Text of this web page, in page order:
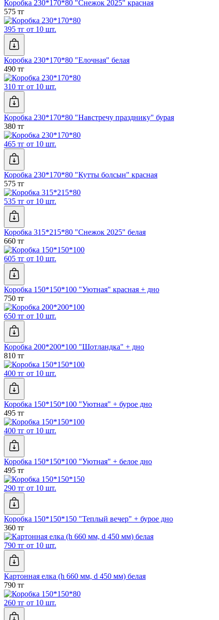
Коробка 230*170*80 "Снежок 2025" красная
575 тг
395 тг от 10 шт.
Коробка 230*170*80 "Елочная" белая
490 тг
310 тг от 10 шт.
Коробка 230*170*80 "Навстречу празднику" бурая
380 тг
465 тг от 10 шт.
Коробка 230*170*80 "Кутты болсын" красная
575 тг
535 тг от 10 шт.
Коробка 315*215*80 "Снежок 2025" белая
660 тг
605 тг от 10 шт.
Коробка 150*150*100 "Уютная" красная + дно
750 тг
650 тг от 10 шт.
Коробка 200*200*100 "Шотландка" + дно
810 тг
400 тг от 10 шт.
Коробка 150*150*100 "Уютная" + бурое дно
495 тг
400 тг от 10 шт.
Коробка 150*150*100 "Уютная" + белое дно
495 тг
290 тг от 10 шт.
Коробка 150*150*150 "Теплый вечер" + бурое дно
360 тг
790 тг от 10 шт.
Картонная елка (h 660 мм, d 450 мм) белая
790 тг
260 тг от 10 шт.